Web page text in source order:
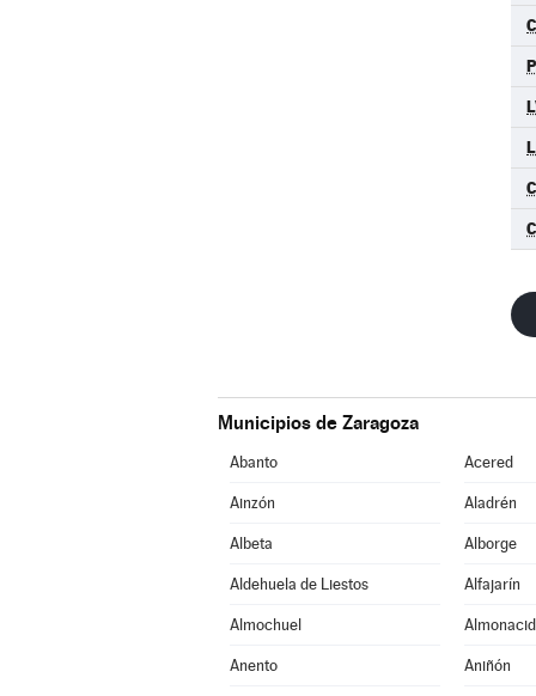
Municipios de Zaragoza
Abanto Acered
Ainzón Aladrén
Albeta Alborge
Aldehuela de Liestos Alfajarín
Almochuel
Anento Aniñón